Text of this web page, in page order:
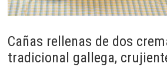
Cañas rellenas de dos
tradicional gallega,